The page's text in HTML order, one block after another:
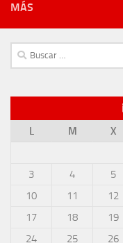
MÁS
Buscar:
L
M X
3
4 5
10
11 12
17
18 19
24
25 26